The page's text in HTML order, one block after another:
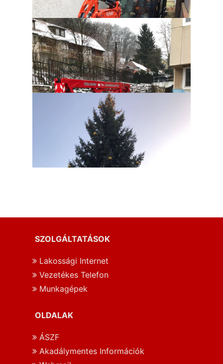
SZOLGÁLTATÁSOK
Lakossági Internet
Vezetékes Telefon
Munkagépek
OLDALAK
ÁSZF
Akadálymentes Információk